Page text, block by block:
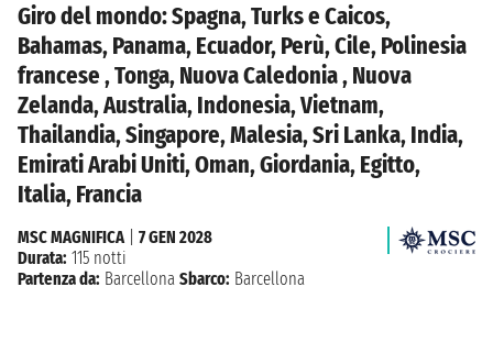
Giro del mondo: Spagna, Turks e Caicos,
Bahamas, Panama, Ecuador, Perù, Cile, Polinesia
francese , Tonga, Nuova Caledonia , Nuova
Zelanda, Australia, Indonesia, Vietnam,
Thailandia, Singapore, Malesia, Sri Lanka, India,
Emirati Arabi Uniti, Oman, Giordania, Egitto,
Italia, Francia
MSC MAGNIFICA| 7 GEN 2028
Durata: 115 notti
Partenza da: Barcellona Sbarco: Barcellona